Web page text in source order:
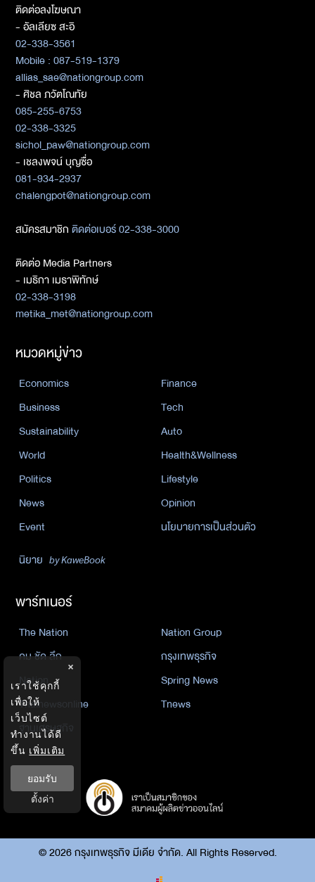
ติดต่อลงโฆษณา
- อัลเลียซ สะอิ
02-338-3561
Mobile : 087-519-1379
allias_sae@nationgroup.com
- ศิชล ภวัตโณทัย
085-255-6753
02-338-3325
sichol_paw@nationgroup.com
- เชลงพจน์ บุญซื่อ
081-934-2937
chalengpot@nationgroup.com
สมัครสมาชิกติดต่อเบอร์ 02-338-3000
ติดต่อ Media Partners
- เมธิกา เมธาพิทักษ์
02-338-3198
metika_met@nationgroup.com
หมวดหมู่ข่าว
Economics
Finance
Business
Tech
Sustainability
Auto
World
Health&Wellness
Politics
Lifestyle
News
Opinion
Event
นโยบายการเป็นส่วนตัว
นิยาย by KaweBook
พาร์ทเนอร์
The Nation
Nation Group
คม ชัด ลึก
กรุงเทพธุรกิจ
Nation
Spring News
Thainewsonline
Tnews
ฐานเศรษฐกิจ
©2026กรุงเทพธุรกิจ มีเดีย จำกัด. All Rights Reserved.
×
เราใช้คุกกี้
เพื่อให้
เว็บไซต์
ทำงานได้ดี
ขึ้น เพิ่มเติม
ยอมรับ
ตั้งค่า